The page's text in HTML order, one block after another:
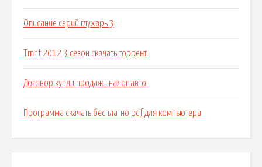
Описание серий глухарь 3
Tmnt 2012 3 сезон скачать торрент
Договор купли продажи налог авто
Программа скачать бесплатно pdf для компьютера